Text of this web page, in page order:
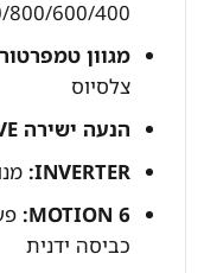
1400/1000/800/
מגוון
צלסיוס
הנעה ישירה DIRECT DRIVE
INVERTER:
MOTION 6:
כביסה ידנית